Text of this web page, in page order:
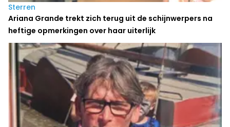
Sterren
Ariana Grande trekt zich terug uit de schijnwerpers na
heftige opmerkingen over haar uiterlijk